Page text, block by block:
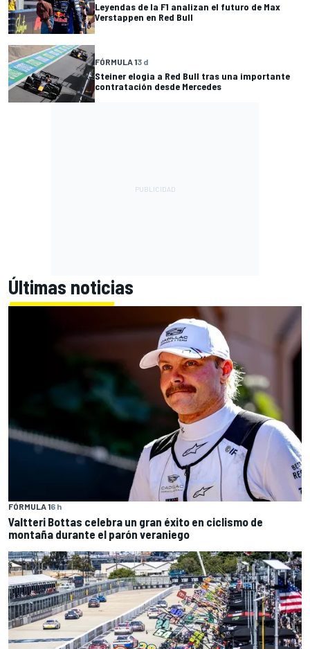
Leyendas de la F1 analizan el futuro de Max
Verstappen en Red Bull
FÓRMULA 13 d
Steiner elogia a Red Bull tras una importante
contratación desde Mercedes
Últimas noticias
FÓRMULA 16 h
Valtteri Bottas celebra un gran éxito en ciclismo de
montaña durante el parón veraniego